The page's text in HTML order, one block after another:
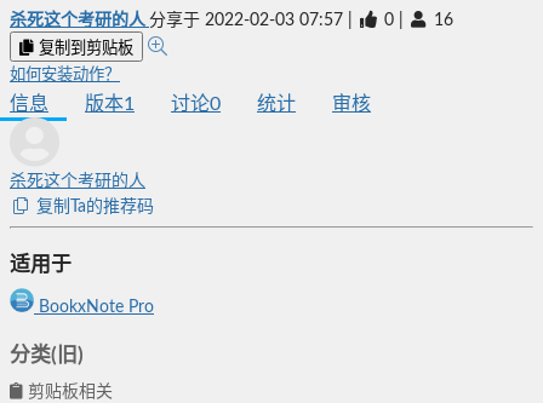
杀死这个考研的人 分享于 2022-02-03 07:57 0 16
复制到剪贴板
如何安装动作？
信息 版本1 讨论0 统计 审核
杀死这个考研的人
复制Ta的推荐码
适用于
BookxNote Pro
分类(旧)
剪贴板相关